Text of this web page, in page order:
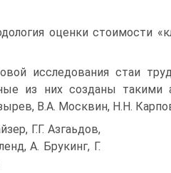
оценки стоимости
исследования стаи
из них созданы такими
В.А. Москвин, Н.Н.
Г.Г. Азгаьдов,
А. Брукинг, Г.